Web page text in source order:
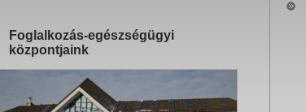
Foglalkozás-egészségügyi
központjaink